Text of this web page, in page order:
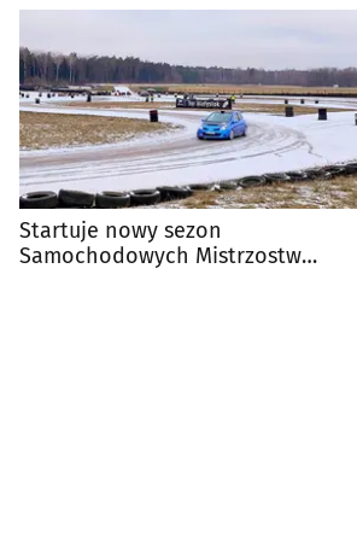
Startuje nowy sezon
Samochodowych Mistrzostw